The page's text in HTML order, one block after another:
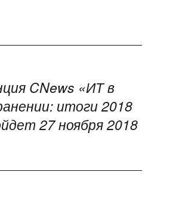
CNews «ИТ в
итоги 2018
27 ноября 2018